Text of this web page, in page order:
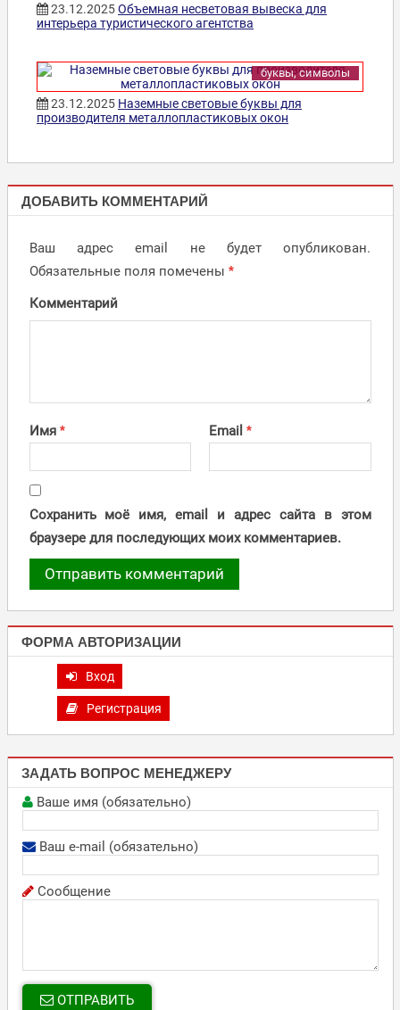
23.12.2025Объемная несветовая вывеска для
интерьера туристического агентства
буквы, символы
23.12.2025 Наземные световые буквы для
производителя металлопластиковых окон
БУКВЫ,
СИМВОЛЫ
ДОБАВИТЬ КОММЕНТАРИЙ
Ваш адрес email не будет опубликован.
Обязательные поля помечены *
Комментарий
Имя * Email *
Сохранить моё имя, email и адрес сайта в этом
браузере для последующих моих комментариев.
ФОРМА АВТОРИЗАЦИИ
Вход
Регистрация
ЗАДАТЬ ВОПРОС МЕНЕДЖЕРУ
Ваше имя (обязательно)
Ваш e-mail (обязательно)
Сообщение
ОТПРАВИТЬ